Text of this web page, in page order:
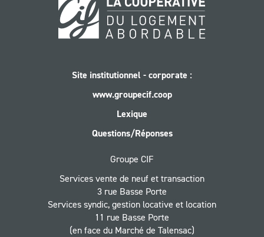
Site institutionnel - corporate :
www.groupecif.coop
Lexique
Questions/Réponses
Groupe CIF
Services vente de neuf et transaction
3 rue Basse Porte
Services syndic, gestion locative et location
11 rue Basse Porte
(en face du Marché de Talensac)